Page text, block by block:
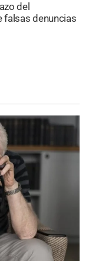
del
falsas denuncias